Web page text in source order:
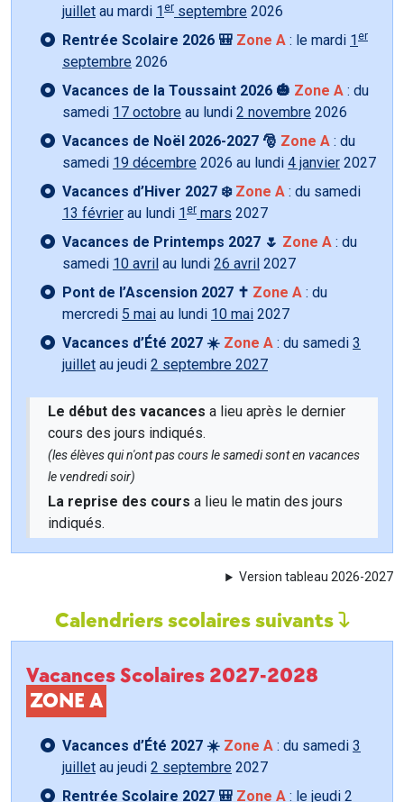
juillet au mardi 1 er septembre 2026
Rentrée Scolaire 2026 🎒 Zone A : le mardi 1 er
septembre 2026
Vacances de la Toussaint 2026 🎃 Zone A : du
samedi 17 octobre au lundi 2 novembre 2026
Vacances de Noël 2026-2027 🎅 Zone A : du
samedi 19 décembre 2026 au lundi 4 janvier 2027
Vacances d’Hiver 2027 ❄️ Zone A : du samedi
13 février au lundi 1 er mars 2027
Vacances de Printemps 2027 🌷 Zone A : du
samedi 10 avril au lundi 26 avril 2027
Pont de l’Ascension 2027 ✝️ Zone A : du
mercredi 5 mai au lundi 10 mai 2027
Vacances d’Été 2027 ☀️ Zone A : du samedi 3
juillet au jeudi 2 septembre 2027
Le début des vacances a lieu après le dernier
cours des jours indiqués.
(les élèves qui n'ont pas cours le samedi sont en vacances
le vendredi soir)
La reprise des cours a lieu le matin des jours
indiqués.
Version tableau 2026-2027
Calendriers scolaires suivants
Vacances Scolaires 2027-2028
ZONE A
Vacances d’Été 2027 ☀️ Zone A : du samedi 3
juillet au jeudi 2 septembre 2027
Rentrée Scolaire 2027 🎒 Zone A : le jeudi 2